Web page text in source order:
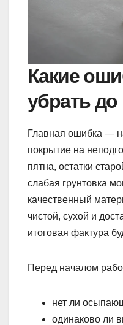
Какие
убрать до
Главная ошибка —
покрытие на
пятна, остатки
слабая грунтовка
качественный
чистой, сухой и
итоговая фактура
Перед началом
нет ли
одинаково ли